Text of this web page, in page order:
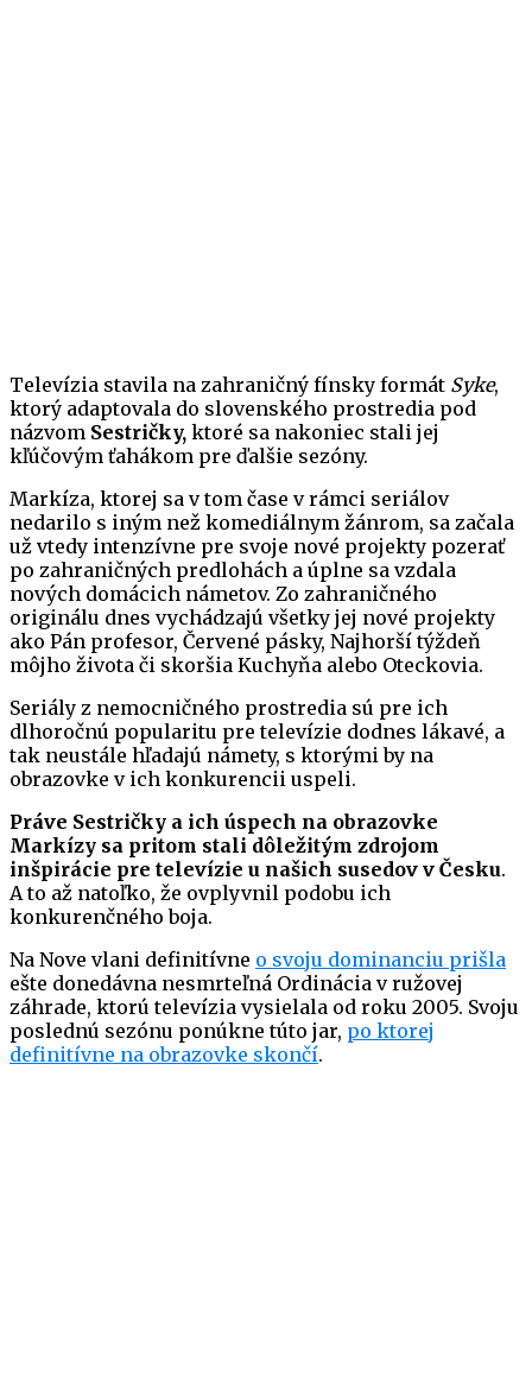
Televízia stavila na zahraničný fínsky formát Syke,
ktorý adaptovala do slovenského prostredia pod
názvom Sestričky, ktoré sa nakoniec stali jej
kľúčovým ťahákom pre ďalšie sezóny.
Markíza, ktorej sa v tom čase v rámci seriálov
nedarilo s iným než komediálnym žánrom, sa začala
už vtedy intenzívne pre svoje nové projekty pozerať
po zahraničných predlohách a úplne sa vzdala
nových domácich námetov. Zo zahraničného
originálu dnes vychádzajú všetky jej nové projekty
ako Pán profesor, Červené pásky, Najhorší týždeň
môjho života či skoršia Kuchyňa alebo Oteckovia.
Seriály z nemocničného prostredia sú pre ich
dlhoročnú popularitu pre televízie dodnes lákavé, a
tak neustále hľadajú námety, s ktorými by na
obrazovke v ich konkurencii uspeli.
Práve Sestričky a ich úspech na obrazovke
Markízy sa pritom stali dôležitým zdrojom
inšpirácie pre televízie u našich susedov v Česku.
A to až natoľko, že ovplyvnil podobu ich
konkurenčného boja.
Na Nove vlani definitívne o svoju dominanciu prišla
ešte donedávna nesmrteľná Ordinácia v ružovej
záhrade, ktorú televízia vysielala od roku 2005. Svoju
poslednú sezónu ponúkne túto jar, po ktorej
definitívne na obrazovke skončí.